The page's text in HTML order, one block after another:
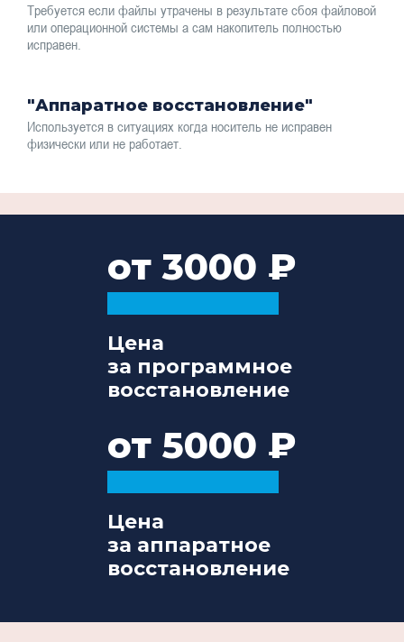
Требуется если файлы утрачены в результате сбоя файловой
или операционной системы а сам накопитель полностью
исправен.
"Аппаратное восстановление"
Используется в ситуациях когда носитель не исправен
физически или не работает.
от 3000
Цена
за программное
восстановление
от 5000
Цена
за аппаратное
восстановление